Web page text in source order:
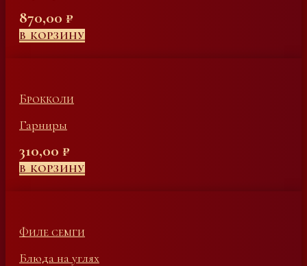
870,00 ₽
В КОРЗИНУ
Брокколи
Гарниры
310,00 ₽
В КОРЗИНУ
Филе семги
Блюда на углях